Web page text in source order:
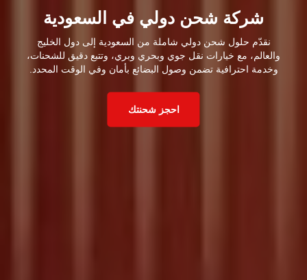
شركة شحن دولي في السعودية
نقدّم حلول شحن دولي شاملة من السعودية إلى دول الخليج
والعالم، مع خيارات نقل جوي وبحري وبري، وتتبع دقيق للشحنات،
وخدمة احترافية تضمن وصول البضائع بأمان وفي الوقت المحدد.
احجز شحنتك